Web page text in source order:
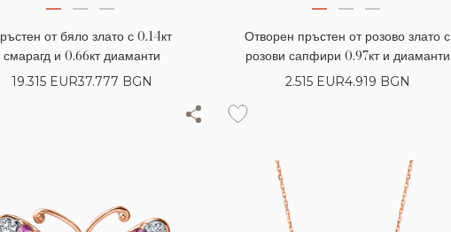
от бяло злато с 0.14кт
смарагд и 0.66кт диаманти
19.315 EUR37.777 BGN
Отворен пръстен от розово злато с
розови сапфири 0.97кт и диаманти
0.15кт
2.515 EUR4.919 BGN